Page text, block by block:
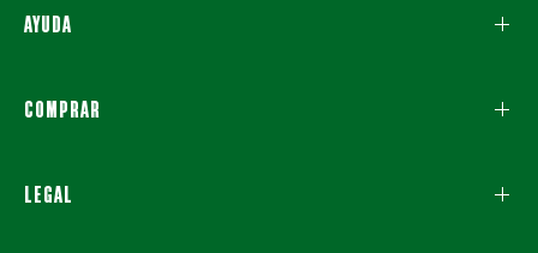
AYUDA
COMPRAR
LEGAL